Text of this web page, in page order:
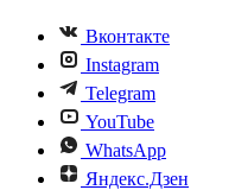
Вконтакте
Instagram
Telegram
YouTube
WhatsApp
Яндекс.Дзен